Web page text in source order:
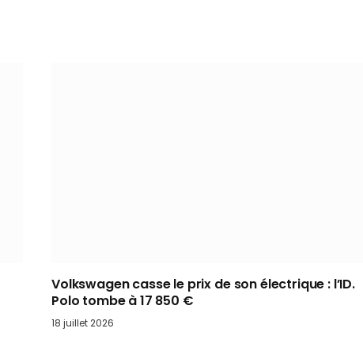
Volkswagen casse le prix de son électrique : l’ID.
Polo tombe à 17 850 €
18 juillet 2026